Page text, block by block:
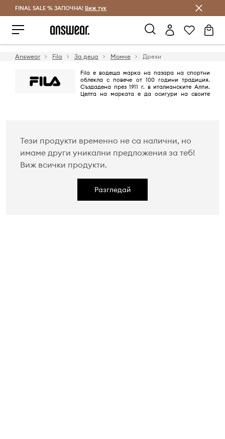
Спестявай с Answear Club
FINAL SALE % ЗАПОЧНА! Виж тук
Answear Fila За деца Момче Дрехи
Fila е водеща марка на пазара на спортни
облекла с повече от 100 години традиция.
Създадена през 1911 г. в италианските Алпи.
Целта на марката е да осигури на своите
Тези продукти временно не са налични, но
имаме други уникални предложения за теб!
Виж всички продукти.
Разгледай